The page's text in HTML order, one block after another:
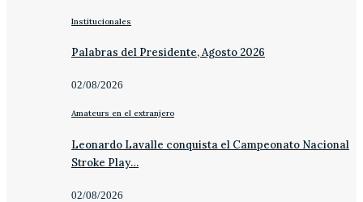
Institucionales
Palabras del Presidente, Agosto 2026
02/08/2026
Amateurs en el extranjero
Leonardo Lavalle conquista el Campeonato Nacional
Stroke Play…
02/08/2026